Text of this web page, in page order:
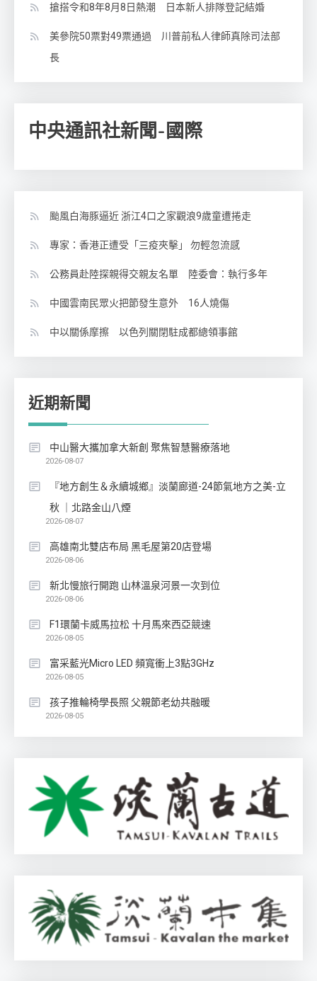
搶搭令和8年8月8日熱潮 日本新人排隊登記結婚
美參院50票對49票通過 川普前私人律師真除司法部
長
中央通訊社新聞-國際
颱風白海豚逼近 浙江4口之家觀浪9歲童遭捲走
專家：香港正遭受「三疫夾擊」 勿輕忽流感
公務員赴陸探親得交親友名單 陸委會：執行多年
中國雲南民眾火把節發生意外 16人燒傷
中以關係摩擦 以色列關閉駐成都總領事館
近期新聞
中山醫大攜加拿大新創 聚焦智慧醫療落地
2026-08-07
『地方創生＆永續城鄉』淡蘭廊道-24節氣地方之美-立
秋 ｜北路金山八煙
2026-08-07
高雄南北雙店布局 黑毛屋第20店登場
2026-08-06
新北慢旅行開跑 山林溫泉河景一次到位
2026-08-06
F1環蘭卡威馬拉松 十月馬來西亞競速
2026-08-05
富采藍光Micro LED 頻寬衝上3點3GHz
2026-08-05
孩子推輪椅學長照 父親節老幼共融暖
2026-08-05